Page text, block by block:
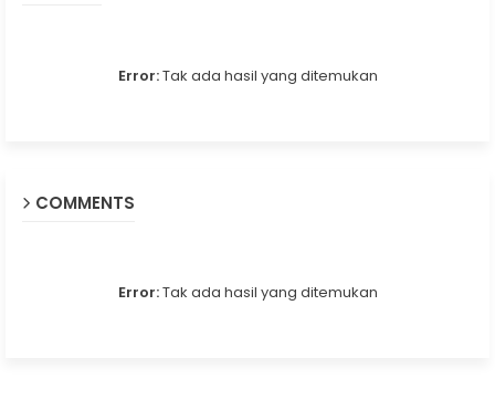
Error:Tak ada hasil yang ditemukan
COMMENTS
Error:Tak ada hasil yang ditemukan